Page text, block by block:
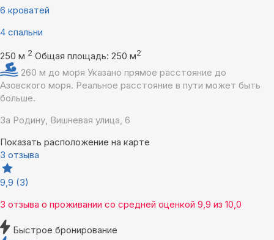
6 кроватей
4 спальни
250 м 2 Общая площадь: 250 м2
260 м до моря Указано прямое расстояние до
Азовского моря. Реальное расстояние в пути может быть
больше.
За Родину, Вишневая улица, 6
Показать расположение на карте
3 отзыва
9,9 (3)
3 отзыва о проживании со средней оценкой 9,9 из 10,0
Быстрое бронирование